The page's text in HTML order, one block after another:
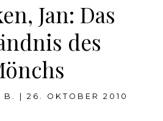
Jan: Das
des
B. 26. OKTOBER 2010